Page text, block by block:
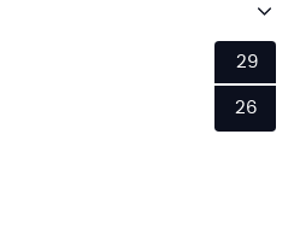
29
26